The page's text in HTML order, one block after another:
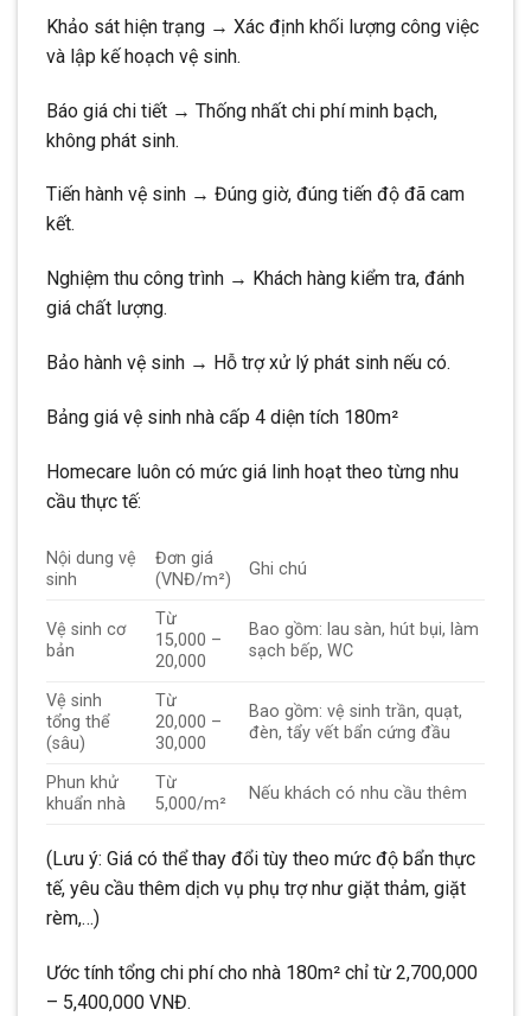
Khảo sát hiện trạng → Xác định khối lượng công việc
và lập kế hoạch vệ sinh.
Báo giá chi tiết → Thống nhất chi phí minh bạch,
không phát sinh.
Tiến hành vệ sinh → Đúng giờ, đúng tiến độ đã cam
kết.
Nghiệm thu công trình → Khách hàng kiểm tra, đánh
giá chất lượng.
Bảo hành vệ sinh → Hỗ trợ xử lý phát sinh nếu có.
Bảng giá vệ sinh nhà cấp 4 diện tích 180m²
Homecare luôn có mức giá linh hoạt theo từng nhu
cầu thực tế:
Nội dung vệ
sinh
Đơn giá
(VNĐ/m²)
Ghi chú
Vệ sinh cơ
bản
Từ
15,000 –
20,000
Bao gồm: lau sàn, hút bụi, làm
sạch bếp, WC
Vệ sinh
tổng thể
(sâu)
Từ
20,000 –
30,000
Bao gồm: vệ sinh trần, quạt,
đèn, tẩy vết bẩn cứng đầu
Phun khử
khuẩn nhà
Từ
5,000/m²
Nếu khách có nhu cầu thêm
(Lưu ý: Giá có thể thay đổi tùy theo mức độ bẩn thực
tế, yêu cầu thêm dịch vụ phụ trợ như giặt thảm, giặt
rèm,…)
Ước tính tổng chi phí cho nhà 180m² chỉ từ 2,700,000
– 5,400,000 VNĐ.